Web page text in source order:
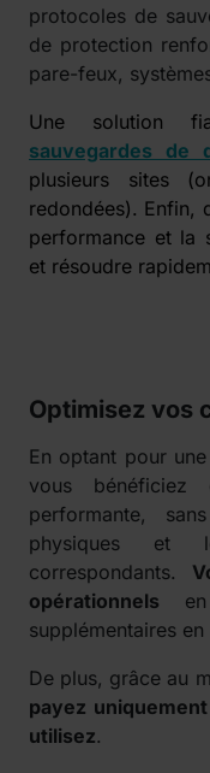
protocoles de
de protection
pare-feux,
Une solution
sauvegardes de
plusieurs sites
redondées). Enfin,
performance et la
et résoudre
Optimisez vos
En optant pour
vous bénéficiez
performante,
physiques et
correspondants.
opérationnels en
supplémentaires
De plus, grâce au
payez
utilisez.